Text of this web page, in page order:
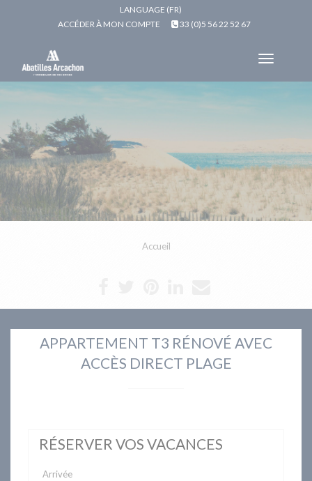
LANGUAGE (FR)
ACCÉDER À MON COMPTE
33 (0)5 56 22 52 67
Toggle
Accueil
APPARTEMENT T3 RÉNOVÉ AVEC
ACCÈS DIRECT PLAGE
RÉSERVER VOS VACANCES
Arrivée